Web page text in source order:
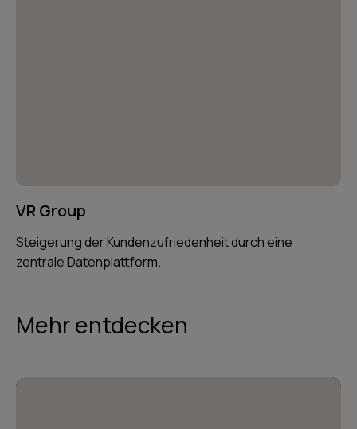
VR Group
Steigerung der Kundenzufriedenheit durch eine
zentrale Datenplattform.
Mehr entdecken